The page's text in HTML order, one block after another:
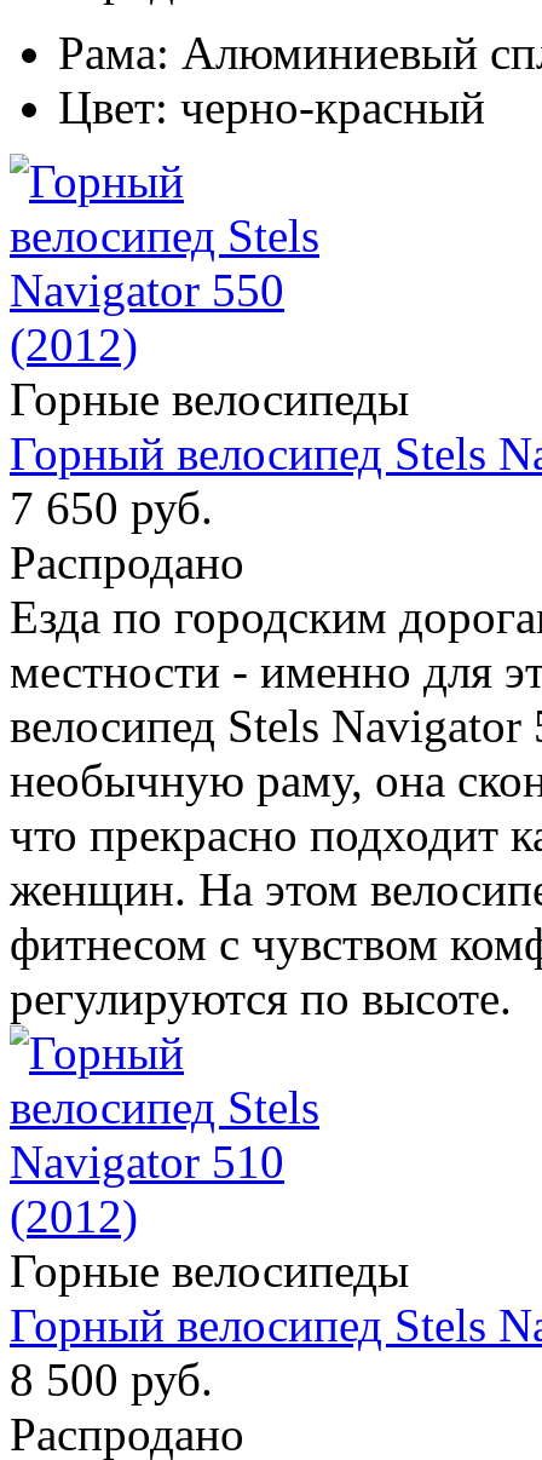
Рама: Алюминиевый
Цвет: черно-красный
Горные велосипеды
Горный велосипед Stels
7 650 руб.
Распродано
Езда по городским
местности - именно для
велосипед Stels
необычную раму, она
что прекрасно подходит
женщин. На этом
фитнесом с чувством
регулируются по высоте.
Горные велосипеды
Горный велосипед Stels
8 500 руб.
Распродано